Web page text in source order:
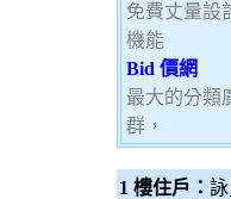
免費丈量設
機能
Bid 價網
最大的分類
群，
1 樓住戶：